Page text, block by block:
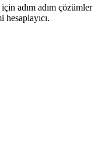
adım adım çözümler